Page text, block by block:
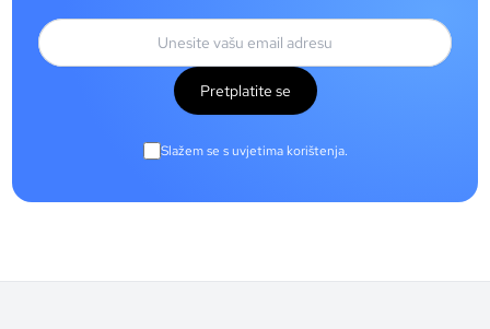
Pretplatite se
Slažem se s uvjetima korištenja.